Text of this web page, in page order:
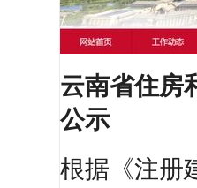
云南省住房
公示
根据《注册